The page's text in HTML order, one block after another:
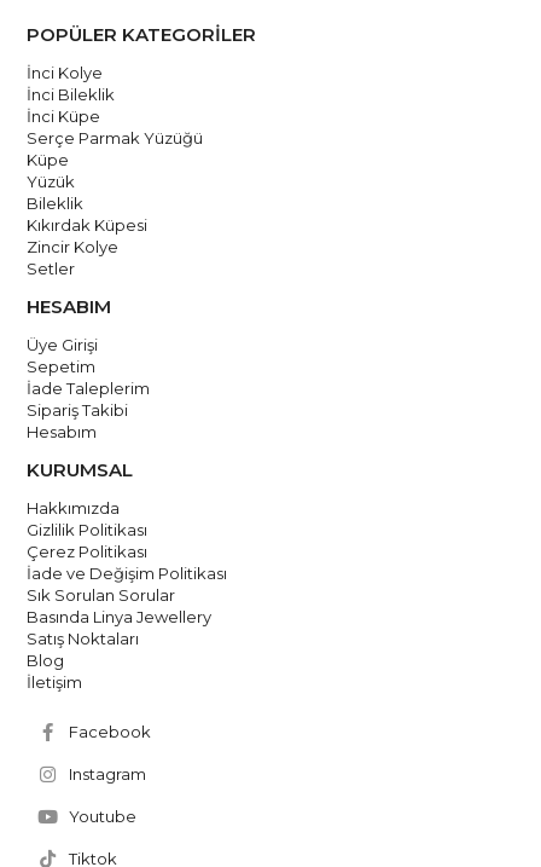
POPÜLER KATEGORİLER
İnci Kolye
İnci Bileklik
İnci Küpe
Serçe Parmak Yüzüğü
Küpe
Yüzük
Bileklik
Kıkırdak Küpesi
Zincir Kolye
Setler
HESABIM
Üye Girişi
Sepetim
İade Taleplerim
Sipariş Takibi
Hesabım
KURUMSAL
Hakkımızda
Gizlilik Politikası
Çerez Politikası
İade ve Değişim Politikası
Sık Sorulan Sorular
Basında Linya Jewellery
Satış Noktaları
Blog
İletişim
Facebook
Instagram
Youtube
Tiktok